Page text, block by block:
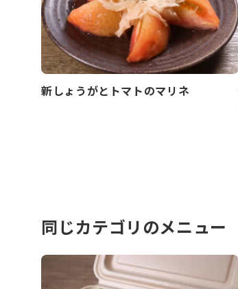
新しょうがとトマトのマリネ
同じカテゴリのメニュー